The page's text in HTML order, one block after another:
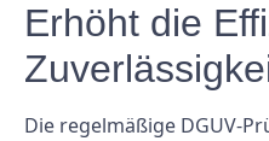
Erhöht die
Die regelmäßige DGUV-